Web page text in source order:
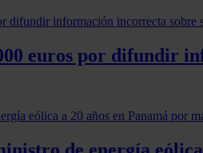
euros por difundir